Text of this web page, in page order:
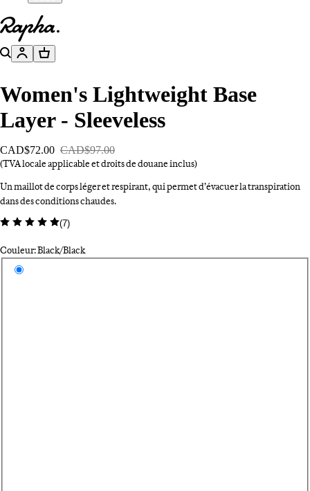
Aller à la page d’accueil
Rechercher
ComptePanier
Women's Lightweight Base
Layer - Sleeveless
CAD$72.00 CAD$97.00
(TVA locale applicable et droits de douane inclus)
Un maillot de corps léger et respirant, qui permet d’évacuer la transpiration
dans des conditions chaudes.
(7)
Couleur: Black/Black
Sélectionnez une couleur